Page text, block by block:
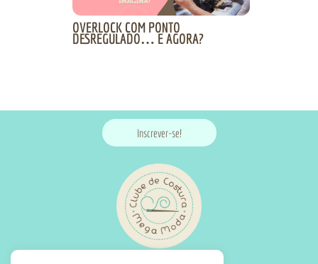
OVERLOCK COM PONTO
DESREGULADO… E AGORA?
Inscrever-se!